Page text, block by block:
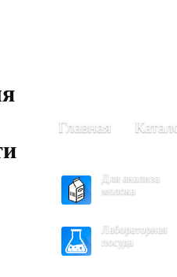
Главная
Для анализа
молока
Лабораторная
посуда